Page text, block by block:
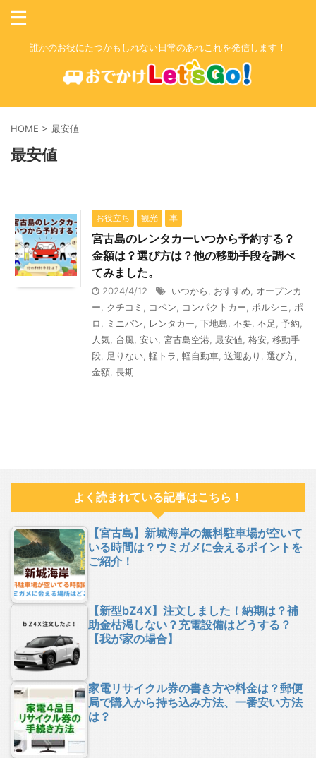
誰かのお役にたつかもしれない日常のあれこれを発信します！
HOME > 最安値
最安値
お役立ち 観光 車
宮古島のレンタカーいつから予約する？
金額は？選び方は？他の移動手段を調べ
てみました。
2024/4/12 いつから おすすめ
オープンカ
ー
クチコミ コペン コンパクトカー ポルシェ
ポ
ロ
ミニバン レンタカー 下地島 不要 不足 予約
人気 台風 安い 宮古島空港 最安値 格安 移動手
段
足りない 軽トラ 軽自動車 送迎あり 選び方
金額 長期
よく読まれている記事はこちら！
【宮古島】新城海岸の無料駐車場が空いて
いる時間は？ウミガメに会えるポイントを
ご紹介！
【新型bZ4X】注文しました！納期は？補
助金枯渇しない？充電設備はどうする？
【我が家の場合】
家電リサイクル券の書き方や料金は？郵便
局で購入から持ち込み方法、一番安い方法
は？